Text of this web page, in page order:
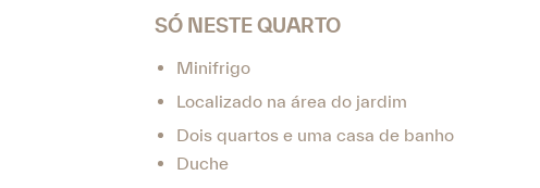
SÓ NESTE QUARTO
Minifrigo
Localizado na área do jardim
Dois quartos e uma casa de banho
Duche